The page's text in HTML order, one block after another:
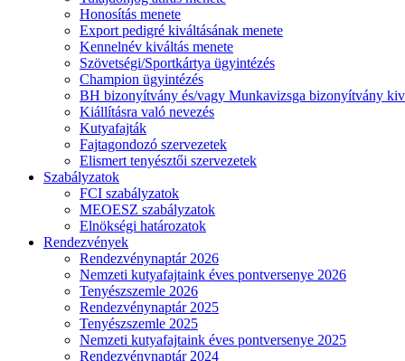
Honosítás menete
Export pedigré kiváltásának menete
Kennelnév kiváltás menete
Szövetségi/Sportkártya ügyintézés
Champion ügyintézés
BH bizonyítvány és/vagy Munkavizsga bizonyítvány
Kiállításra való nevezés
Kutyafajták
Fajtagondozó szervezetek
Elismert tenyésztői szervezetek
Szabályzatok
FCI szabályzatok
MEOESZ szabályzatok
Elnökségi határozatok
Rendezvények
Rendezvénynaptár 2026
Nemzeti kutyafajtaink éves pontversenye 2026
Tenyészszemle 2026
Rendezvénynaptár 2025
Tenyészszemle 2025
Nemzeti kutyafajtaink éves pontversenye 2025
Rendezvénynaptár 2024